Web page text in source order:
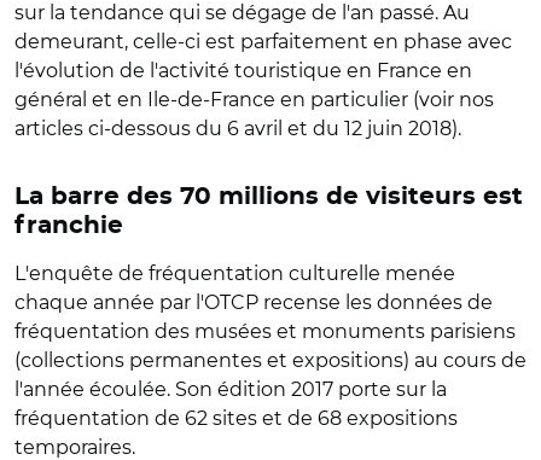
sur la tendance qui se dégage de l'an passé. Au
demeurant, celle-ci est parfaitement en phase avec
l'évolution de l'activité touristique en France en
général et en Ile-de-France en particulier (voir nos
articles ci-dessous du 6 avril et du 12 juin 2018).
La barre des 70 millions de visiteurs est
franchie
L'enquête de fréquentation culturelle menée
chaque année par l'OTCP recense les données de
fréquentation des musées et monuments parisiens
(collections permanentes et expositions) au cours de
l'année écoulée. Son édition 2017 porte sur la
fréquentation de 62 sites et de 68 expositions
temporaires.